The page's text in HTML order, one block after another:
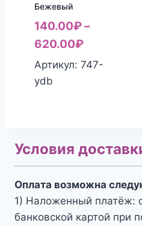
Бежевый
140.00₽–
620.00₽
Артикул: 747-
ydb
Условия
Оплата возможна
1) Наложенный платёж:
банковской картой при